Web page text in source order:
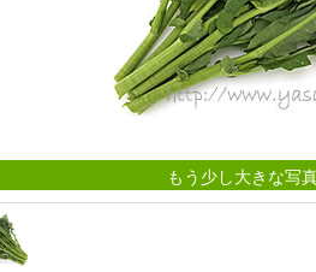
もう少し大きな写